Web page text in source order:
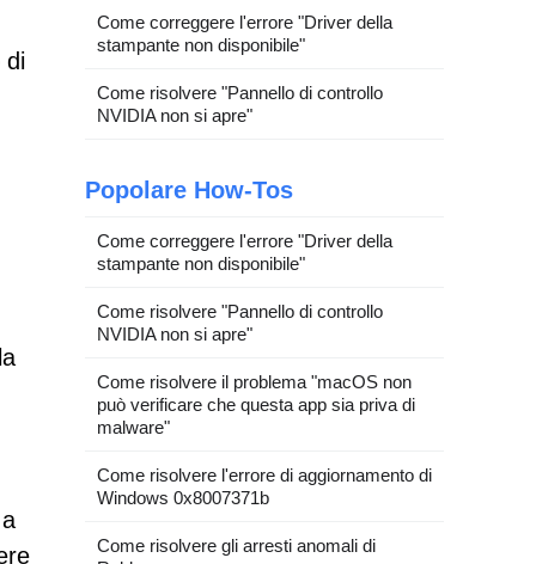
di
Come correggere l'errore "Driver della
stampante non disponibile"
Come risolvere "Pannello di controllo
NVIDIA non si apre"
Popolare How-Tos
Come correggere l'errore "Driver della
stampante non disponibile"
Come risolvere "Pannello di controllo
NVIDIA non si apre"
Come risolvere il problema "macOS non
può verificare che questa app sia priva di
malware"
Come risolvere l'errore di aggiornamento di
Windows 0x8007371b
Come risolvere gli arresti anomali di